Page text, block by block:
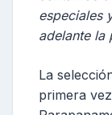
especiales
adelante la
La
primera